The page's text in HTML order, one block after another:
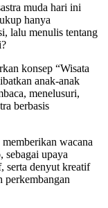
muda hari ini
hanya
lalu menulis tentang
konsep “Wisata
anak-anak
menelusuri,
berbasis
wacana
sebagai upaya
serta denyut kreatif
perkembangan